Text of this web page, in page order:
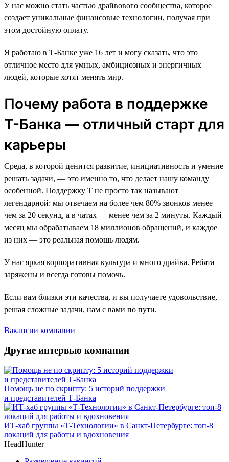
У нас можно стать частью драйвового сообщества, которое
создает уникальные финансовые технологии, получая при
этом достойную оплату.
Я работаю в Т-Банке уже 16 лет и могу сказать, что это
отличное место для умных, амбициозных и энергичных
людей, которые хотят менять мир.
Почему работа в поддержке
Т-Банка — отличный старт для
карьеры
Среда, в которой ценится развитие, инициативность и умение
решать задачи, — это именно то, что делает нашу команду
особенной. Поддержку Т не просто так называют
легендарной: мы отвечаем на более чем 80% звонков менее
чем за 20 секунд, а в чатах — менее чем за 2 минуты. Каждый
месяц мы обрабатываем 18 миллионов обращений, и каждое
из них — это реальная помощь людям.
У нас яркая корпоративная культура и много драйва. Ребята
заряжены и всегда готовы помочь.
Если вам близки эти качества, и вы получаете удовольствие,
решая сложные задачи, нам с вами по пути.
Вакансии компании
Другие интервью компании
Помощь не по скрипту: 5 историй поддержки
и представителей Т-Банка
ИТ-хаб группы «Т-Технологии» в Санкт-Петербурге: топ-8
локаций для работы и вдохновения
HeadHunter